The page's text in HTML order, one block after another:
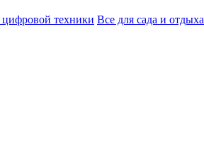
техники Все для сада и отдыха